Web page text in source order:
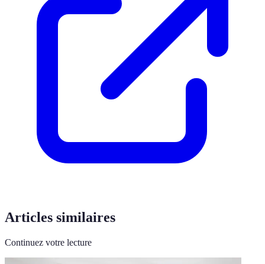
Articles similaires
Continuez votre lecture